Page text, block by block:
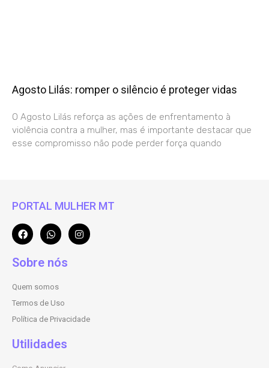
Agosto Lilás: romper o silêncio é proteger vidas
O Agosto Lilás reforça as ações de enfrentamento à
violência contra a mulher, mas é importante destacar que
esse compromisso não pode perder força quando
PORTAL MULHER MT
Sobre nós
Quem somos
Termos de Uso
Política de Privacidade
Utilidades